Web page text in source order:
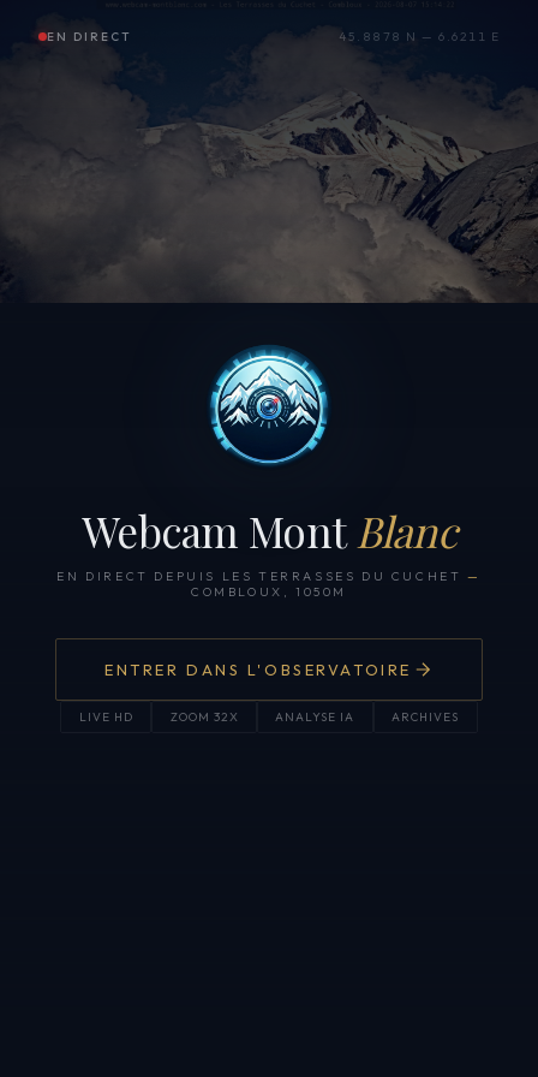
EN DIRECT 45.8878 N — 6.6211 E
Webcam Mont Blanc
EN DIRECT DEPUIS LES TERRASSES DU CUCHET —
COMBLOUX, 1050M
ENTRER DANS L'OBSERVATOIRE
LIVE HD ZOOM 32X ANALYSE IA ARCHIVES